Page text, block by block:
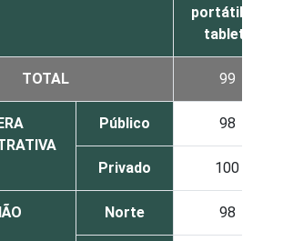
portátil ou
tablet)
TOTAL 99
Público 98
Privado 100
Norte 98